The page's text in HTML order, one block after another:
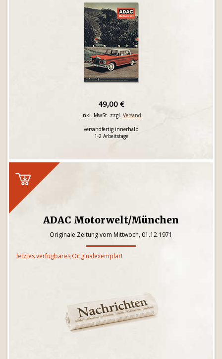
49,00 €
inkl. MwSt. zzgl. Versand
versandfertig innerhalb
1-2 Arbeitstage
ADAC Motorwelt/München
Originale Zeitung vom Mittwoch, 01.12.1971
letztes verfügbares Originalexemplar!